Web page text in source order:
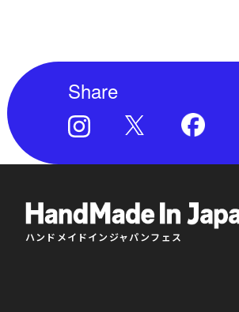
Share
ハンドメイドインジャパンフェス